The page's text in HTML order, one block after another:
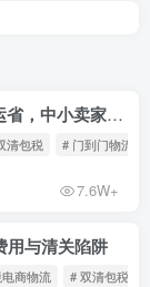
中欧班列拼箱LCL全攻略：比海运快，比空运省，中小卖家的物流新宠！
清包税 # 门到门物流
7.6W+
用与清关陷阱
商物流 # 双清包税